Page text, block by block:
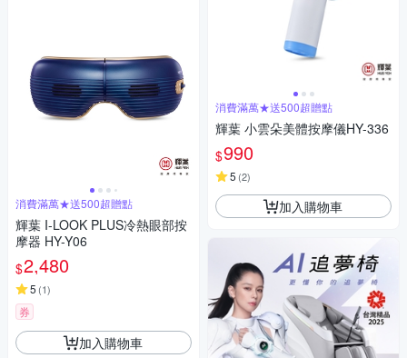
消費滿萬★送500超贈點
輝葉 I-LOOK PLUS冷熱眼部按
摩器 HY-Y06
$2,480
5 (1)
券
加入購物車
消費滿萬★送500超贈點
輝葉 小雲朵美體按摩儀HY-336
$990
5 (2)
加入購物車